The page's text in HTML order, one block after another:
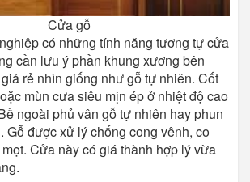
Cửa gỗ
có những tính năng tương tự cửa
cần lưu ý phần khung xương bên
rẻ nhìn giống như gỗ tự nhiên. Cốt
mùn cưa siêu mịn ép ở nhiệt độ cao
ngoài phủ vân gỗ tự nhiên hay phun
Gỗ được xử lý chống cong vênh, co
Cửa này có giá thành hợp lý vừa